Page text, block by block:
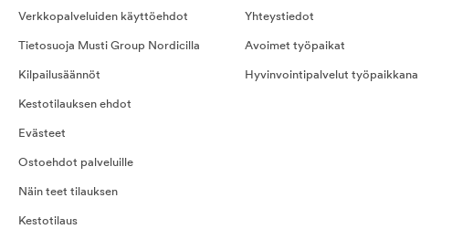
Verkkopalveluiden käyttöehdot
Tietosuoja Musti Group Nordicilla
Kilpailusäännöt
Kestotilauksen ehdot
Evästeet
Ostoehdot palveluille
Näin teet tilauksen
Kestotilaus
Yhteystiedot
Avoimet työpaikat
Hyvinvointipalvelut työpaikkana